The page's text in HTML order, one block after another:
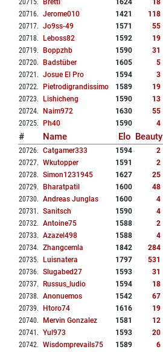
20715. Bretti 1624 18
20716. Jerome010 1421 118
20717. Jo9ss-49 1571 55
20718. Leboss82 1592 19
20719. Boppzhb 1590 31
20720. Badstüber 1605 5
20721 . Josue El Pro 1594 3
20722. Pietrodigrandissimo 1589 19
20723. Lishicheng 1590 13
20724. Naim972 1630 55
20725. Ph40 1590 4
# Name Elo Beauty
20726. Catgamer333 1594 2
20727. Wkutopper 1591 2
20728. Simon1231945 1627 25
20729. Bharatpatil 1600 48
20730. Andreas Junglas 1600 4
20731 . Sanitsch 1590 4
20732. Antoine75 1588 2
20733. Azazel498 1588 4
20734. Zhangcemla 1842 284
20735. Luisnatera 1797 531
20736. Slugabed27 1593 31
20737. Russus_ludio 1594 18
20738. Anonuemos 1542 67
20739. Htoro74 1616 19
20740. Mervin Gonzalez 1581 12
20741 . Yul973 1593 20
20742. Wisdomprevails75 1589 6